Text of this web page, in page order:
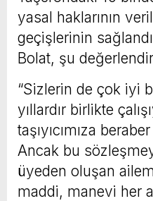
yasal haklarının
geçişlerinin
Bolat, şu
“Sizlerin de çok iyi
yıllardır birlikte
taşıyıcımıza
Ancak bu
üyeden oluşan
maddi, manevi her